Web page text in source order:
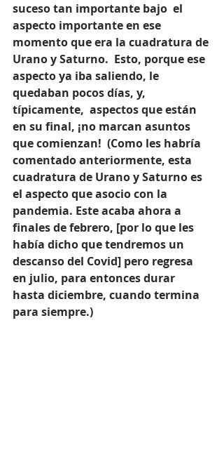
suceso tan importante bajo  el
aspecto importante en ese
momento que era la cuadratura de
Urano y Saturno.  Esto, porque ese
aspecto ya iba saliendo, le
quedaban pocos días, y,
típicamente,  aspectos que están
en su final, ¡no marcan asuntos
que comienzan!  (Como les habría
comentado anteriormente, esta
cuadratura de Urano y Saturno es
el aspecto que asocio con la
pandemia. Este acaba ahora a
finales de febrero, [por lo que les
había dicho que tendremos un
descanso del Covid] pero regresa
en julio, para entonces durar
hasta diciembre, cuando termina
para siempre.)